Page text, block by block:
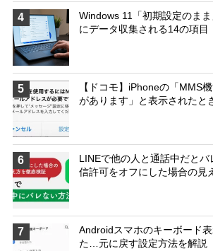
4
Windows 11「初期設定のま
にデータ収集される14の項目
5
【ドコモ】iPhoneの「MMS
があります」と表示されたと
6
LINEで他の人と通話中だと
信許可をオフにした場合の見
7
Androidスマホのキーボード
た…元に戻す設定方法を解説